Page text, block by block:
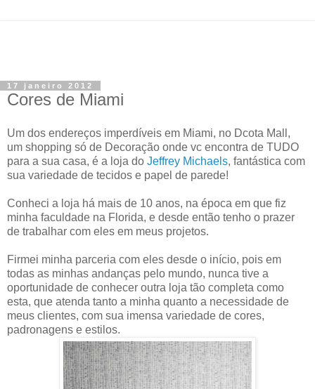
17 janeiro 2012
Cores de Miami
Um dos endereços imperdíveis em Miami, no Dcota Mall,
um shopping só de Decoração onde vc encontra de TUDO
para a sua casa, é a loja do Jeffrey Michaels, fantástica com
sua variedade de tecidos e papel de parede!
Conheci a loja há mais de 10 anos, na época em que fiz
minha faculdade na Florida, e desde então tenho o prazer
de trabalhar com eles em meus projetos.
Firmei minha parceria com eles desde o início, pois em
todas as minhas andanças pelo mundo, nunca tive a
oportunidade de conhecer outra loja tão completa como
esta, que atenda tanto a minha quanto a necessidade de
meus clientes, com sua imensa variedade de cores,
padronagens e estilos.